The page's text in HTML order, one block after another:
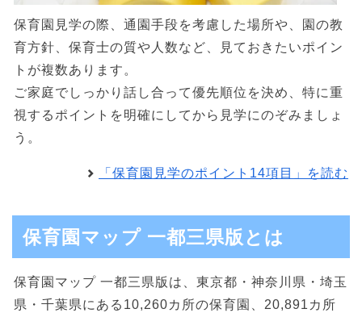
保育園見学の際、通園手段を考慮した場所や、園の教
育方針、保育士の質や人数など、見ておきたいポイン
トが複数あります。
ご家庭でしっかり話し合って優先順位を決め、特に重
視するポイントを明確にしてから見学にのぞみましょ
う。
「保育園見学のポイント14項目」を読む
保育園マップ 一都三県版とは
保育園マップ 一都三県版は、東京都・神奈川県・埼玉
県・千葉県にある10,260カ所の保育園、20,891カ所